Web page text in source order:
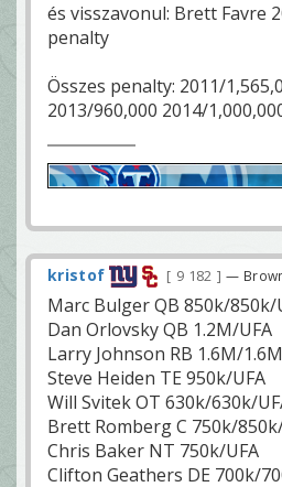
és visszavonul: Brett Favre
penalty
Összes penalty: 2011/
2013/960,000 2014/
kristof 9 182 —
Marc Bulger QB 850k/850k/
Dan Orlovsky QB 1.2M/UFA
Larry Johnson RB 1.6M/
Steve Heiden TE 950k/UFA
Will Svitek OT 630k/630k/
Brett Romberg C 750k/
Chris Baker NT 750k/UFA
Clifton Geathers DE 700k/